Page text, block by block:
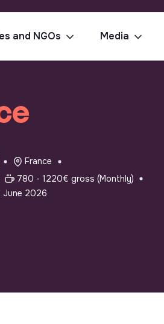
and NGOs Media
France
780 - 1220€ gross (Monthly)
June 2026